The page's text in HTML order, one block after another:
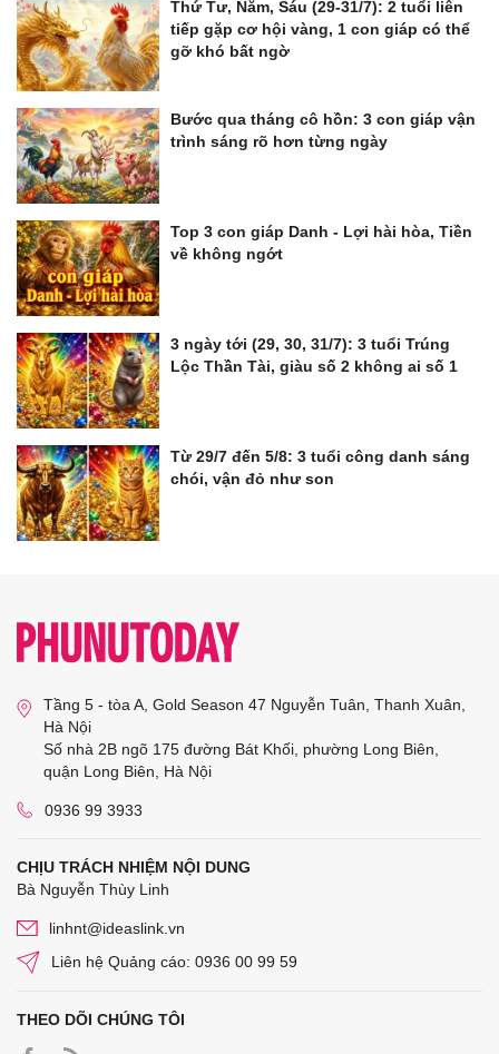
Thứ Tư, Năm, Sáu (29-31/7): 2 tuổi liên
tiếp gặp cơ hội vàng, 1 con giáp có thể
gỡ khó bất ngờ
Bước qua tháng cô hồn: 3 con giáp vận
trình sáng rõ hơn từng ngày
Top 3 con giáp Danh - Lợi hài hòa, Tiền
về không ngớt
3 ngày tới (29, 30, 31/7): 3 tuổi Trúng
Lộc Thần Tài, giàu số 2 không ai số 1
Từ 29/7 đến 5/8: 3 tuổi công danh sáng
chói, vận đỏ như son
Tầng 5 - tòa A, Gold Season 47 Nguyễn Tuân, Thanh Xuân,
Hà Nội
Số nhà 2B ngõ 175 đường Bát Khối, phường Long Biên,
quận Long Biên, Hà Nội
0936 99 3933
CHỊU TRÁCH NHIỆM NỘI DUNG
Bà Nguyễn Thùy Linh
linhnt@ideaslink.vn
Liên hệ Quảng cáo: 0936 00 99 59
THEO DÕI CHÚNG TÔI